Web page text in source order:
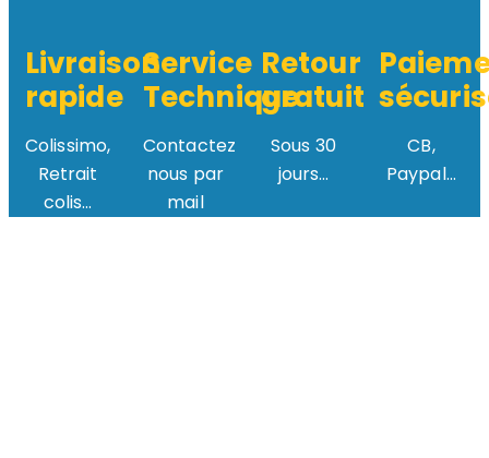
Livraison
rapide
Colissimo,
Retrait
colis...
Service
Technique
Contactez
nous par
mail
Retour
gratuit
Sous 30
jours...
CB,
Paypal...